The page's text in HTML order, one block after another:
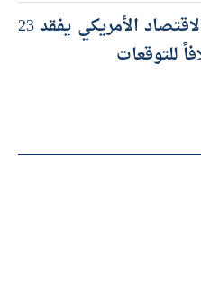
مفاجأة سلبية للأسواق… الاقتصاد الأمريكي يفقد 23
للتوقعات